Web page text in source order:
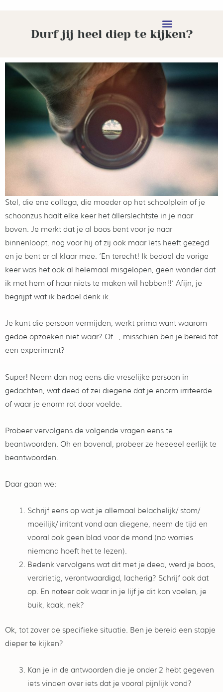
Durf jij heel diep te kijken?
Stel, die ene collega, die moeder op het schoolplein of je
schoonzus haalt elke keer het àllerslechtste in je naar
boven. Je merkt dat je al boos bent voor je naar
binnenloopt, nog voor hij of zij ook maar íets heeft gezegd
en je bent er al klaar mee. ‘En terecht! Ik bedoel de vorige
keer was het ook al helemaal misgelopen, geen wonder dat
ik met hem of haar niets te maken wil hebben!!’ Afijn, je
begrijpt wat ik bedoel denk ik.
Je kunt die persoon vermijden, werkt prima want waarom
gedoe opzoeken niet waar? Of…, misschien ben je bereid tot
een experiment?
Super! Neem dan nog eens die vreselijke persoon in
gedachten, wat deed of zei diegene dat je enorm irriteerde
of waar je enorm rot door voelde.
Probeer vervolgens de volgende vragen eens te
beantwoorden. Oh en bovenal, probeer ze heeeeel eerlijk te
beantwoorden.
Daar gaan we:
Schrijf eens op wat je allemaal belachelijk/ stom/
moeilijk/ irritant vond aan diegene, neem de tijd en
vooral ook geen blad voor de mond (no worries
niemand hoeft het te lezen).
Bedenk vervolgens wat dit met je deed, werd je boos,
verdrietig, verontwaardigd, lacherig? Schrijf ook dat
op. En noteer ook waar in je lijf je dit kon voelen, je
buik, kaak, nek?
Ok, tot zover de specifieke situatie. Ben je bereid een stapje
dieper te kijken?
Kan je in de antwoorden die je onder 2 hebt gegeven
iets vinden over iets dat je vooral pijnlijk vond?